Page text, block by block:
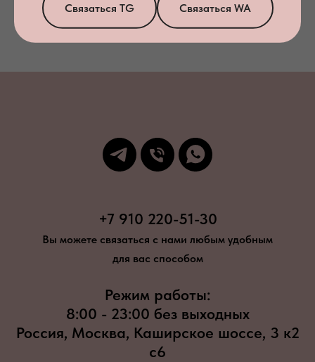
Связаться TG Связаться WA
+7 910 220-51-30
Вы можете связаться с нами любым удобным
для вас способом
Режим работы:
8:00 - 23:00 без выходных
Россия, Москва, Каширское шоссе, 3 к2
с6